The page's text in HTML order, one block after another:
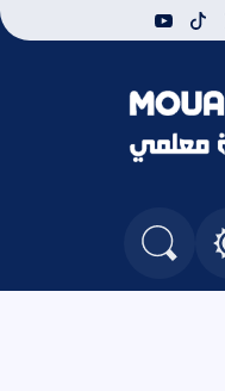
tiktok
youtube
معلمي
بين الوضع النهاري والداكن
البحث في المدونة